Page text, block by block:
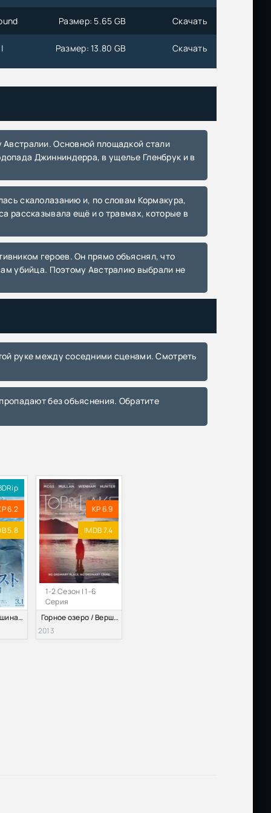
Размер: 5.65 GB Скачать
Размер: 13.80 GB Скачать
Размер: 15.26 GB Скачать
Размер: 545.81 MB Скачать
Скачать
|
Размер: 14.02 GB Скачать
Размер: 3.52 GB Скачать
|
Размер: 2.66 GB Скачать
Размер: 349.96 MB
Размер: 4.25 GB
Размер: 17.5 GB
Размер: 2.4 GB
Размер: 6.1 GB
Джинниндерра, в ущелье Гленбрук и в
рассказывала ещё и о травмах, которые в
убийца. Поэтому Австралию выбрали не
6.2
5.8
Эверест — вершина богов (2016)
1-2 Сезон | 1-6
Серия
KP 6.9
IMDB 7.4
Горное озеро / Вершина озера (1-2 Сезон) (2013-2016)
2013